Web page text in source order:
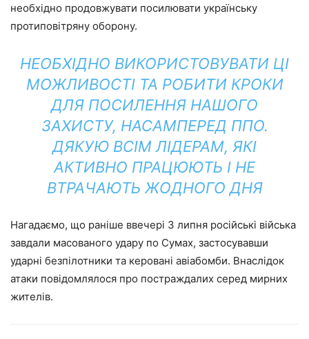
необхідно продовжувати посилювати українську
протиповітряну оборону.
НЕОБХІДНО ВИКОРИСТОВУВАТИ ЦІ
МОЖЛИВОСТІ ТА РОБИТИ КРОКИ
ДЛЯ ПОСИЛЕННЯ НАШОГО
ЗАХИСТУ, НАСАМПЕРЕД ППО.
ДЯКУЮ ВСІМ ЛІДЕРАМ, ЯКІ
АКТИВНО ПРАЦЮЮТЬ І НЕ
ВТРАЧАЮТЬ ЖОДНОГО ДНЯ
Нагадаємо, що раніше ввечері 3 липня російські війська
завдали масованого удару по Сумах, застосувавши
ударні безпілотники та керовані авіабомби. Внаслідок
атаки повідомлялося про постраждалих серед мирних
жителів.